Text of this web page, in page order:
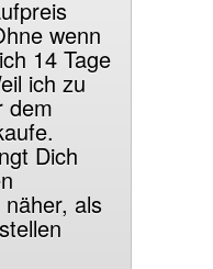
wenn
14 Tage
ich zu
dem
Dich
als